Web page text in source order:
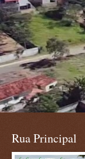
Rua Principal